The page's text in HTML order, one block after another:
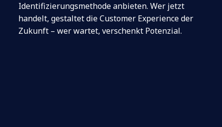
Identifizierungsmethode anbieten. Wer jetzt
handelt, gestaltet die Customer Experience der
Zukunft – wer wartet, verschenkt Potenzial.